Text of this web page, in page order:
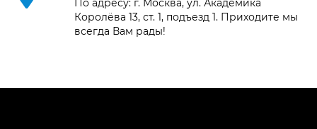
200 392 ₽
По адресу: г. Москва, ул. Академика
Королёва 13, ст. 1, подъезд 1. Приходите мы
всегда Вам рады!